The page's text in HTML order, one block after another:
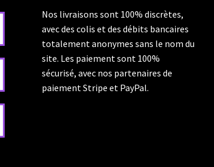
Nos livraisons sont 100% discrètes,
avec des colis et des débits bancaires
totalement anonymes sans le nom du
site. Les paiement sont 100%
sécurisé, avec nos partenaires de
paiement Stripe et PayPal.